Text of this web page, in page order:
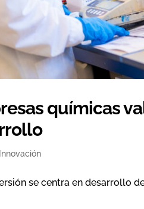
químicas
Innovación
se centra en desarrollo